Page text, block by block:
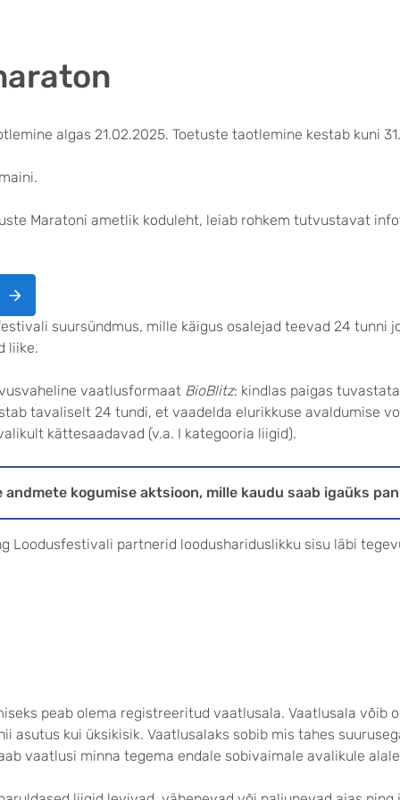
algas 21.02.2025. Toetuste taotlemine kestab kuni
Maratoni ametlik koduleht, leiab rohkem tutvustavat
suursündmus, mille käigus osalejad teevad 24 tunni
liike.
vaatlusformaat BioBlitz: kindlas paigas
tavaliselt 24 tundi, et vaadelda elurikkuse avaldumise
kättesaadavad (v.a. I kategooria liigid).
kogumise aktsioon, mille kaudu saab igaüks
Loodusfestivali partnerid loodushariduslikku sisu läbi
peab olema registreeritud vaatlusala. Vaatlusala võib
asutus kui üksikisik. Vaatlusalaks sobib mis tahes
vaatlusi minna tegema endale sobivaimale avalikule